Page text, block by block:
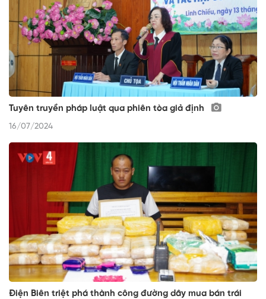
Tuyên truyền pháp luật qua phiên tòa giả định
16/07/2024
Điện Biên triệt phá thành công đường dây mua bán trái